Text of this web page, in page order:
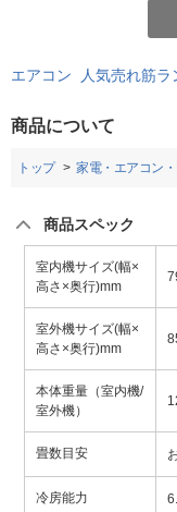
エアコン 人気売れ筋ラ
商品について
トップ 家電・エアコン
商品スペック
室内機サイズ(幅×
高さ×奥行)mm
室外機サイズ(幅×
高さ×奥行)mm
本体重量（室内機/
室外機）
畳数目安
冷房能力